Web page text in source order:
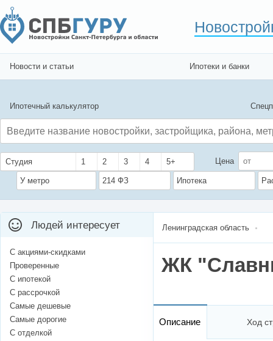
Новости и статьи Ипотеки и банки
Ипотечный калькулятор
Студия 1 2 3 4 5+ Цена
У метро 214 ФЗ Ипотека
Ленинградская область
ЖК
Описание Ход
Людей интересует
С акциями-скидками
Проверенные
С ипотекой
С рассрочкой
Самые дешевые
Самые дорогие
С отделкой